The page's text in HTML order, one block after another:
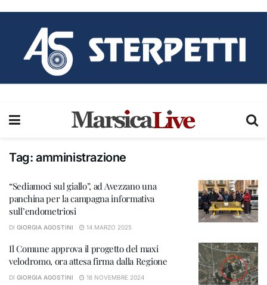
Tag: amministrazione
“Sediamoci sul giallo”, ad Avezzano una
panchina per la campagna informativa
sull’endometriosi
DI GIORGIA AGOSTINI 14 MARZO 2025
Il Comune approva il progetto del maxi
velodromo, ora attesa firma dalla Regione
DI GIORGIA AGOSTINI 18 NOVEMBRE 2024